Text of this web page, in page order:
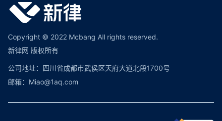
Copyright © 2022 Mcbang All rights reserved.
新律网 版权所有
公司地址：四川省成都市武侯区天府大道北段1700号
邮箱：Miao@1aq.com